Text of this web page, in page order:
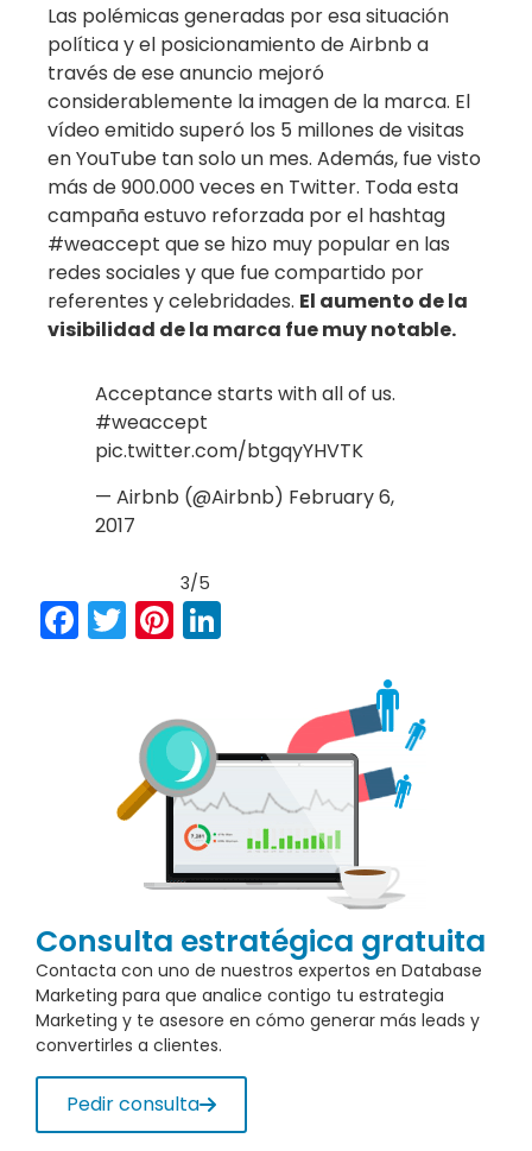
Las polémicas generadas por esa situación
política y el posicionamiento de Airbnb a
través de ese anuncio mejoró
considerablemente la imagen de la marca. El
vídeo emitido superó los 5 millones de visitas
en YouTube tan solo un mes. Además, fue visto
más de 900.000 veces en Twitter. Toda esta
campaña estuvo reforzada por el hashtag
#weaccept que se hizo muy popular en las
redes sociales y que fue compartido por
referentes y celebridades. El aumento de la
visibilidad de la marca fue muy notable.
Acceptance starts with all of us.
#weaccept
pic.twitter.com/btgqyYHVTK
— Airbnb (@Airbnb) February 6,
2017
3/5
Facebook
TwitterPinterest
Consulta estratégica gratuita
Contacta con uno de nuestros expertos en Database
Marketing para que analice contigo tu estrategia
Marketing y te asesore en cómo generar más leads y
convertirles a clientes.
Pedir consulta